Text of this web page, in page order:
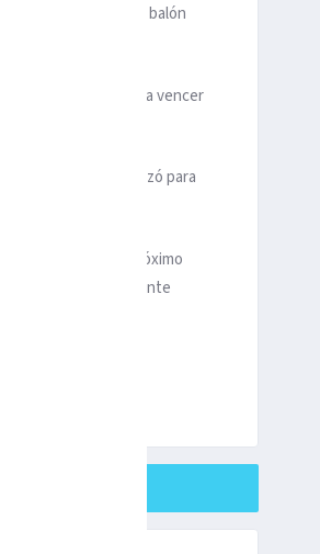
oportunidad con un balón
la parte interna para vencer
para el 0-2.
embargo, no alcanzó para
en el Kraken el próximo
ya que para la siguiente